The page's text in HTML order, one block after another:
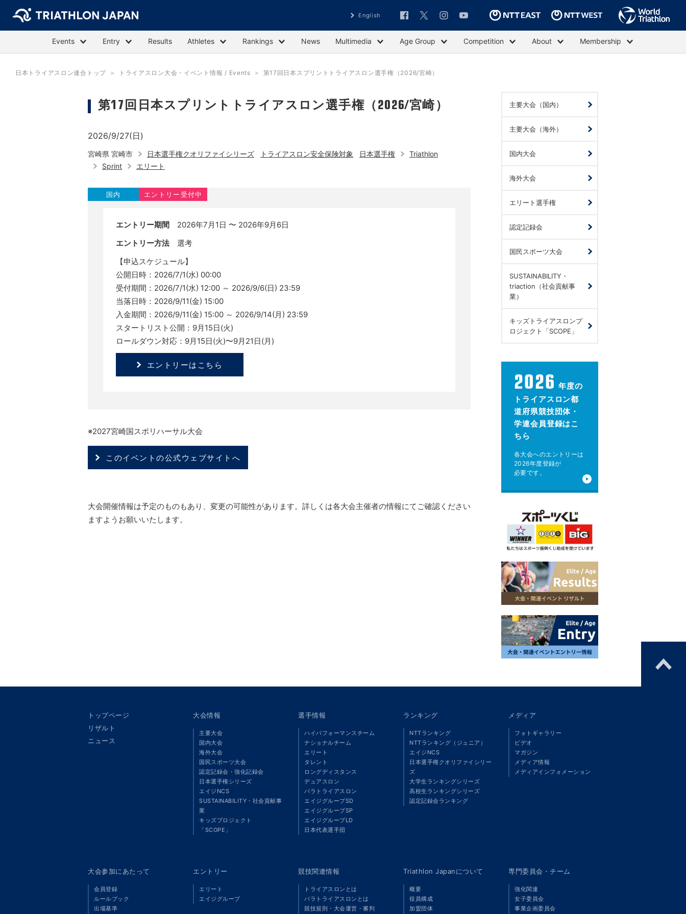
English
Events Entry Results Athletes Rankings News Multimedia Age Group Competition About Membership
日本トライアスロン連合トップ トライアスロン大会・イベント情報 / Events 第17回日本スプリントトライアスロン選手権（2026/宮崎）
第17回日本スプリントトライアスロン選手権（2026/宮崎）
2026/9/27(日)
宮崎県 宮崎市 日本選手権クオリファイシリーズ トライアスロン安全保険対象 日本選手権
Triathlon
Sprint
エリート
国内 エントリー受付中
エントリー期間 2026年7月1日 〜 2026年9月6日
エントリー方法選考
【申込スケジュール】
公開日時：2026/7/1(水) 00:00
受付期間：2026/7/1(水) 12:00 ～ 2026/9/6(日) 23:59
当落日時：2026/9/11(金) 15:00
入金期間：2026/9/11(金) 15:00 ～ 2026/9/14(月) 23:59
スタートリスト公開：9月15日(火)
ロールダウン対応：9月15日(火)〜9月21日(月)
エントリーはこちら
※2027宮崎国スポリハーサル大会
このイベントの公式ウェブサイトへ
大会開催情報は予定のものもあり、変更の可能性があります。詳しくは各大会主催者の情報にてご確認ください
ますようお願いいたします。
主要大会（国内）
主要大会（海外）
国内大会
海外大会
エリート選手権
認定記録会
国民スポーツ大会
SUSTAINABILITY・
triaction（社会貢献事
業）
キッズトライアスロンプ
ロジェクト「SCOPE」
2026 年度の
トライアスロン都
道府県競技団体・
学連会員登録はこ
ちら
各大会へのエントリーは
2026年度登録が
必要です。
トップページ
リザルト
ニュース
大会情報
主要大会
国内大会
海外大会
国民スポーツ大会
認定記録会・強化記録会
日本選手権シリーズ
エイジNCS
SUSTAINABILITY・社会貢献事
業
キッズプロジェクト
「SCOPE」
選手情報
ハイパフォーマンスチーム
ナショナルチーム
エリート
タレント
ロングディスタンス
デュアスロン
パラトライアスロン
エイジグループSD
エイジグループSP
エイジグループLD
日本代表選手団
ランキング
NTTランキング
NTTランキング（ジュニア）
エイジNCS
日本選手権クオリファイシリー
ズ
大学生ランキングシリーズ
高校生ランキングシリーズ
認定記録会ランキング
メディア
フォトギャラリー
ビデオ
マガジン
メディア情報
メディアインフォメーション
大会参加にあたって
会員登録
ルールブック
出場基準
エントリー
エリート
エイジグループ
競技関連情報
トライアスロンとは
パラトライアスロンとは
競技規則・大会運営・審判
Triathlon Japanについて
概要
役員構成
加盟団体
専門委員会・チーム
強化関連
女子委員会
事業企画委員会